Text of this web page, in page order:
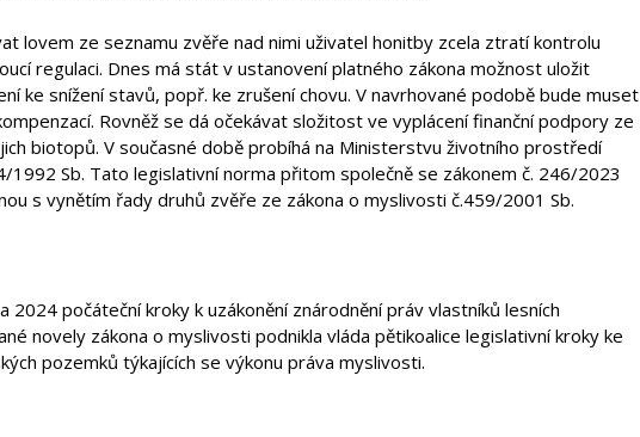
lovem ze seznamu zvěře nad nimi uživatel honitby zcela ztratí kontrolu
regulaci. Dnes má stát v ustanovení platného zákona možnost uložit
ke snížení stavů, popř. ke zrušení chovu. V navrhované podobě bude muset
Rovněž se dá očekávat složitost ve vyplácení finanční podpory ze
biotopů. V současné době probíhá na Ministerstvu životního prostředí
1992 Sb. Tato legislativní norma přitom společně se zákonem č. 246/2023
s vynětím řady druhů zvěře ze zákona o myslivosti č.459/2001 Sb.
2024 počáteční kroky k uzákonění znárodnění práv vlastníků lesních
novely zákona o myslivosti podnikla vláda pětikoalice legislativní kroky ke
pozemků týkajících se výkonu práva myslivosti.